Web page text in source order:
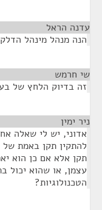
עדנה הראל
הנה מנהל מינהל
שי חרמש
זה בדיוק הלחץ של
ניר ימין
אדוני, יש לי שאלה
להתקין תקן באמת של
תקן אלא אם כן הוא
עצמן, או שהוא יכול
הטכנולוגיות?